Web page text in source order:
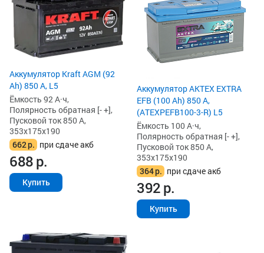
Аккумулятор Kraft AGM (92
Ah) 850 А, L5
Ёмкость 92 А·ч,
Полярность обратная [- +],
Пусковой ток 850 А,
353x175x190
662р. при сдаче акб
688р.
Купить
Аккумулятор AKTEX EXTRA
EFB (100 Ah) 850 А,
(ATEXPEFB100-3-R) L5
Ёмкость 100 А·ч,
Полярность обратная [- +],
Пусковой ток 850 А,
353x175x190
364р. при сдаче акб
392р.
Купить